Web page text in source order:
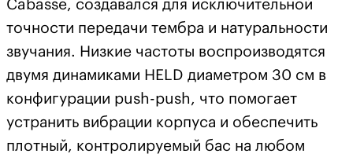
Cabasse, создавался для исключительной
точности передачи тембра и натуральности
звучания. Низкие частоты воспроизводятся
двумя динамиками HELD диаметром 30 см в
конфигурации push-push, что помогает
устранить вибрации корпуса и обеспечить
плотный, контролируемый бас на любом